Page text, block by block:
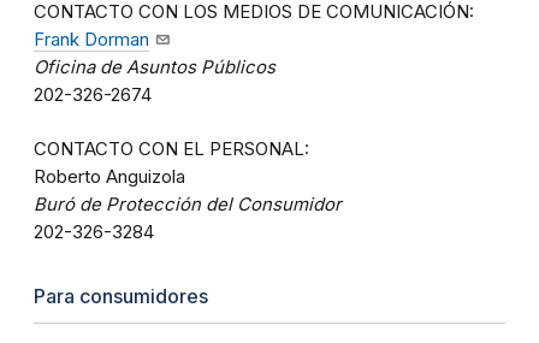
CONTACTO CON LOS MEDIOS DE COMUNICACIÓN:
Frank Dorman
Oficina de Asuntos Públicos
202-326-2674
CONTACTO CON EL PERSONAL:
Roberto Anguizola
Buró de Protección del Consumidor
202-326-3284
Para consumidores